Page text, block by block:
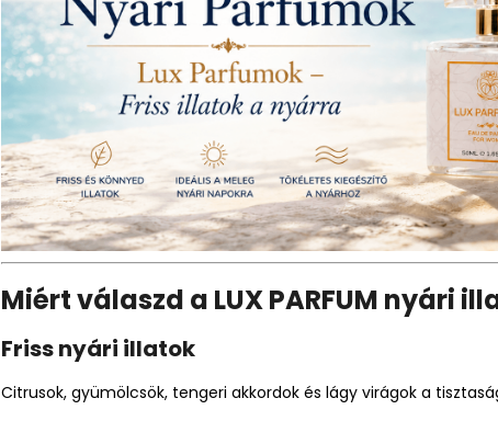
Miért válaszd a LUX PARFUM nyári
Friss nyári illatok
Citrusok, gyümölcsök, tengeri akkordok és lágy virágok a
LUX PARFUM 521 – GOOD GIRL BLUSH
ELIXIR IHLETTE INSPIRÁLT ILLAT
Ft590
LUX PARFUM
FEMME
BOSS